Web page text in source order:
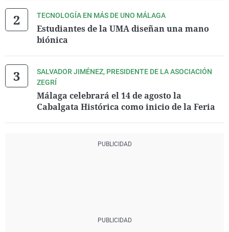
TECNOLOGÍA EN MÁS DE UNO MÁLAGA
Estudiantes de la UMA diseñan una mano
biónica
SALVADOR JIMÉNEZ, PRESIDENTE DE LA ASOCIACIÓN
ZEGRÍ
Málaga celebrará el 14 de agosto la
Cabalgata Histórica como inicio de la Feria